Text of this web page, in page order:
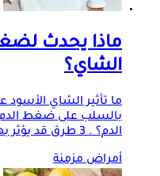
ماذا يحدث
الشاي؟
ما تأثير الشاي
بالسلب على ضغط
الدم؟ . 3 طرق قد يؤثر بها الشاي الأسود على ضغط الدم
أمراض مزمنة